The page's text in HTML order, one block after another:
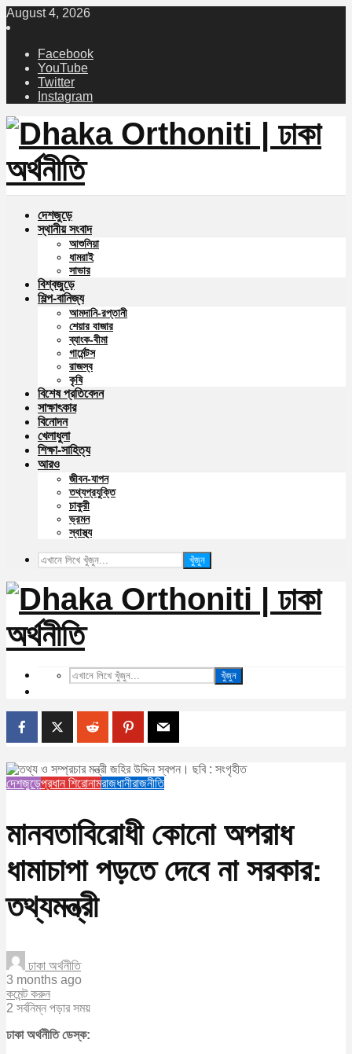
August 4, 2026
Facebook
YouTube
Twitter
Instagram
দেশজুড়ে
স্থানীয় সংবাদ
আশুলিয়া
ধামরাই
সাভার
বিশ্বজুড়ে
শিল্প-বানিজ্য
আমদানি-রপ্তানী
শেয়ার বাজার
ব্যাংক-বীমা
গার্মেন্টস
রাজস্ব
কৃষি
বিশেষ প্রতিবেদন
সাক্ষাৎকার
বিনোদন
খেলাধুলা
শিক্ষা-সাহিত্য
আরও
জীবন-যাপন
তথ্যপ্রযুক্তি
চাকুরী
ভ্রমন
স্বাস্থ্য
খুঁজুন
খুঁজুন
দেশজুড়েপ্রধান শিরোনামরাজধানীরাজনীতি
মানবতাবিরোধী কোনো অপরাধ
ধামাচাপা পড়তে দেবে না সরকার:
তথ্যমন্ত্রী
ঢাকা অর্থনীতি
3 months ago
কমেন্ট করুন
2 সর্বনিম্ন পড়ার সময়
ঢাকা অর্থনীতি ডেস্ক: